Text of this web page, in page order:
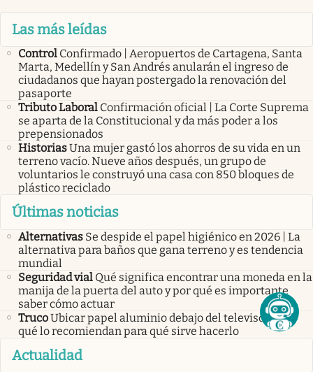
Las más leídas
Control Confirmado | Aeropuertos de Cartagena, Santa
Marta, Medellín y San Andrés anularán el ingreso de
ciudadanos que hayan postergado la renovación del
pasaporte
Tributo Laboral Confirmación oficial | La Corte Suprema
se aparta de la Constitucional y da más poder a los
prepensionados
HistoriasUna mujer gastó los ahorros de su vida en un
terreno vacío. Nueve años después, un grupo de
voluntarios le construyó una casa con 850 bloques de
plástico reciclado
Últimas noticias
Alternativas Se despide el papel higiénico en 2026 | La
alternativa para baños que gana terreno y es tendencia
mundial
Seguridad vial Qué significa encontrar una moneda en la
manija de la puerta del auto y por qué es importante
saber cómo actuar
TrucoUbicar papel aluminio debajo del televisor: por
qué lo recomiendan para qué sirve hacerlo
Actualidad